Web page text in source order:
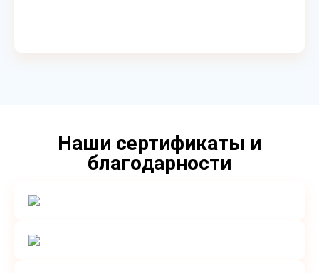
Наши сертификаты и
благодарности